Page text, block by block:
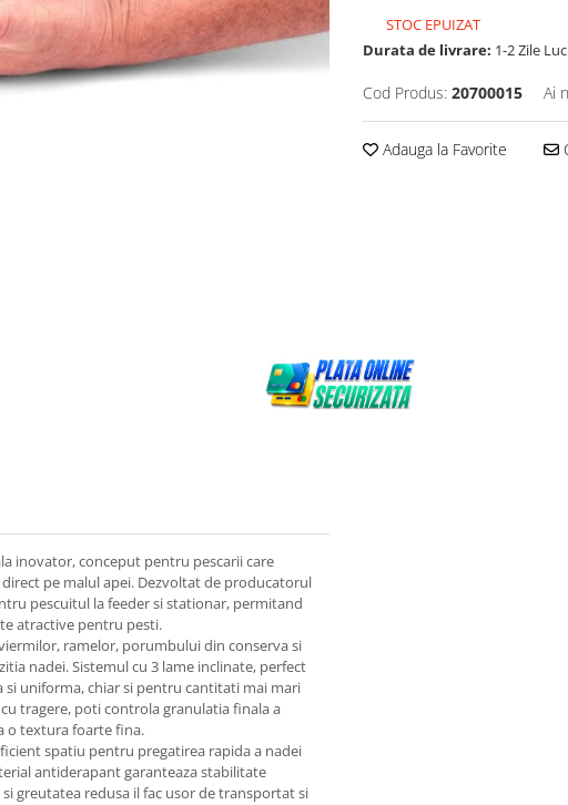
STOC EPUIZAT
Durata de livrare: 1-2 Zile
Cod Produs: 20700015 Ai
Adauga la Favorite
inovator, conceput pentru pescarii care
pe malul apei. Dezvoltat de producatorul
pescuitul la feeder si stationar, permitand
atractive pentru pesti.
ramelor, porumbului din conserva si
nadei. Sistemul cu 3 lame inclinate, perfect
si uniforma, chiar si pentru cantitati mai mari
tragere, poti controla granulatia finala a
o textura foarte fina.
spatiu pentru pregatirea rapida a nadei
antiderapant garanteaza stabilitate
greutatea redusa il fac usor de transportat si